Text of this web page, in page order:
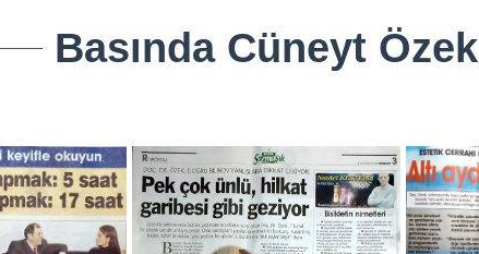
Basında Cüneyt Özek